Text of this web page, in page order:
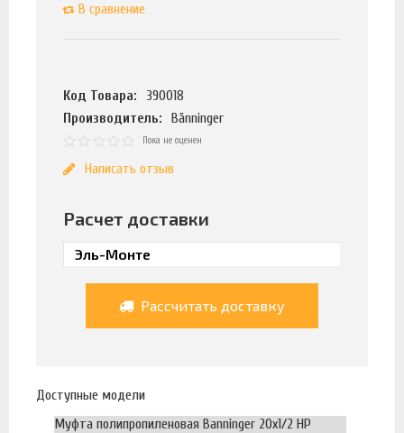
В сравнение
Код Товара:
390018
Производитель:
Bänninger
Пока не оценен
Написать отзыв
Расчет доставки
Рассчитать доставку
Доступные модели
Муфта полипропиленовая Banninger 20х1/2 НР